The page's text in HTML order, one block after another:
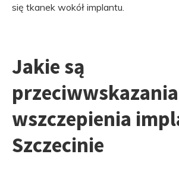
się tkanek wokół implantu.
Jakie są
wszczepienia
Szczecinie